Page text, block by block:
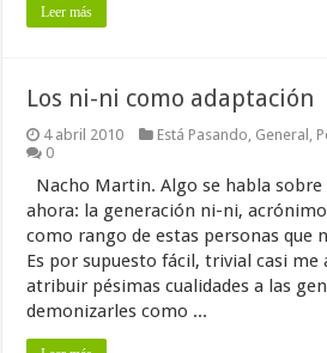
Leer más
Los ni-ni como adaptación
4 abril 2010 Está Pasando General
0
Nacho Martin. Algo se habla
ahora: la generación ni-ni,
como rango de estas personas que
Es por supuesto fácil, trivial casi me
atribuir pésimas cualidades a las
demonizarles como ...